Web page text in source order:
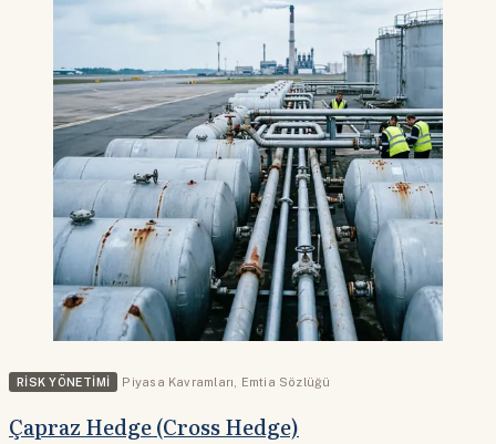
RISK YÖNETIMI Piyasa Kavramları Emtia Sözlüğü
Çapraz Hedge (Cross Hedge)